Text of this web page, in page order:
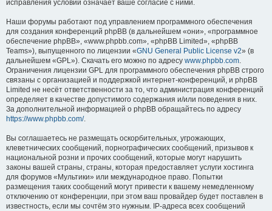
исправления условий означает ваше согласие с ними.
Наши форумы работают под управлением программного обеспечения
для создания конференций phpBB (в дальнейшем «они», «программное
обеспечение phpBB», «www.phpbb.com», «phpBB Limited», «phpBB
Teams»), выпущенного по лицензии «GNU General Public License v2» (в
дальнейшем «GPL»). Скачать его можно по адресу www.phpbb.com.
Ограничения лицензии GPL для программного обеспечения phpBB строго
связаны с организацией и поддержкой интернет-конференций, и phpBB
Limited не несёт ответственности за то, что администрация конференций
определяет в качестве допустимого содержания и/или поведения в них.
За дополнительной информацией о phpBB обращайтесь по адресу
https://www.phpbb.com/.
Вы соглашаетесь не размещать оскорбительных, угрожающих,
клеветнических сообщений, порнографических сообщений, призывов к
национальной розни и прочих сообщений, которые могут нарушить
законы вашей страны, страны, которая предоставляет услуги хостинга
для форумов «Мультики» или международное право. Попытки
размещения таких сообщений могут привести к вашему немедленному
отключению от конференции, при этом ваш провайдер будет поставлен в
известность, если мы сочтём это нужным. IP-адреса всех сообщений